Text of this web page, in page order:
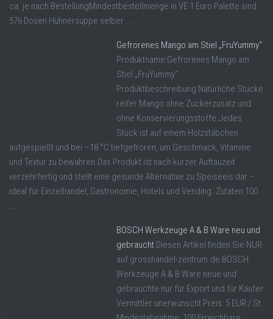
ca. je nach BestellungMindestbestellmenge in VE 1 Euro Palette sind
576 Dosen Hühnersuppe selber ...
Gefrorenes Mango am Stiel „FruYummy“
Produktname:Gefrorenes Mango am
Stiel „FruYummy“
Produktbeschreibung:Natürliche Stücke
reifer Mango ohne Zuckerzusatz und
ohne Konservierungsstoffe.Jedes
Stück ist auf einem Holzstäbchen
aufgespießt und bei –18 °C tiefgefroren, um Geschmack, Vitamine
und Textur zu bewahren.Das Produkt ist nach kurzer Auftauzeit
verzehrfertig und stellt eine gesunde Alternative zu Speiseeis dar –
ideal für Einzelhandel, Gastronomie, Hotels und Vending. Zutaten:100
...
BOSCH Werkzeuge A & B Ware neu und
gebraucht Diesen Artikel finden Sie NUR
auf grosshandel-zentrum.de BOSCH
Werkzeuge A & B Ware neue und
gebrauchte nur für Export und für Käufer
Vermittler unerwünscht Preis: 5 EUR / St.